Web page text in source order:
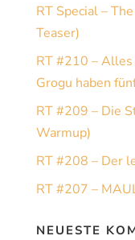
RT Special –
Teaser)
RT #210 – Alles
Grogu haben
RT #209 – Die
Warmup)
RT #208 – Der
RT #207 –
NEUESTE